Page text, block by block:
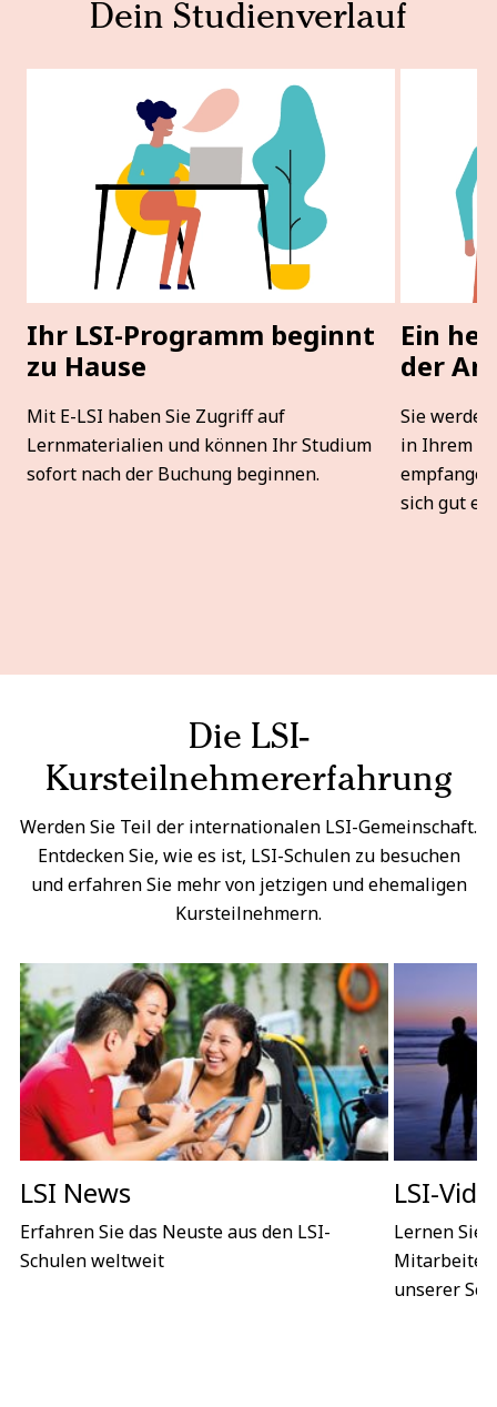
Dein Studienverlauf
Ihr LSI-Programm beginnt
zu Hause
Mit E-LSI haben Sie Zugriff auf
Lernmaterialien und können Ihr Studium
sofort nach der Buchung beginnen.
Ein
der
Sie
in Ihrem
sich gut
Die LSI-
Kursteilnehmererfahrung
Werden Sie Teil der internationalen LSI-Gemeinschaft.
Entdecken Sie, wie es ist, LSI-Schulen zu besuchen
und erfahren Sie mehr von jetzigen und ehemaligen
Kursteilnehmern.
LSI News
Erfahren Sie das Neuste aus den LSI-
Schulen weltweit
LSI-
Lernen Sie
Mitarbeiter
unserer